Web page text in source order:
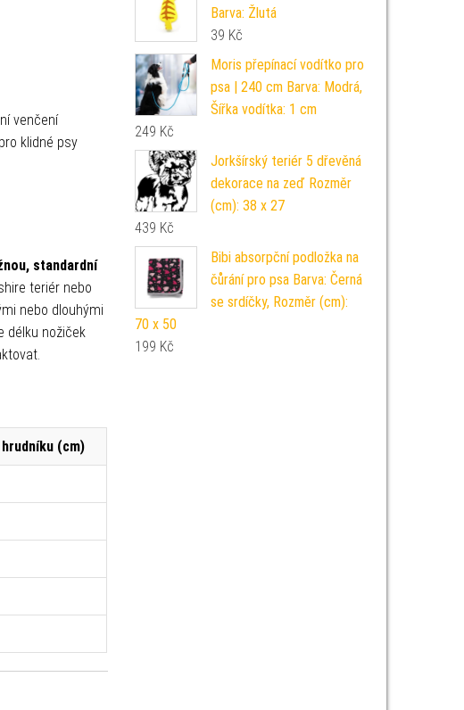
venčení
klidné psy
standardní
teriér nebo
nebo dlouhými
délku nožiček
hrudníku (cm)
Barva: Žlutá
39 Kč
Moris přepínací vodítko pro
psa | 240 cm Barva: Modrá,
Šířka vodítka: 1 cm
249 Kč
Jorkšírský teriér 5 dřevěná
dekorace na zeď Rozměr
(cm): 38 x 27
439 Kč
Bibi absorpční podložka na
čůrání pro psa Barva: Černá
se srdíčky, Rozměr (cm):
70 x 50
199 Kč